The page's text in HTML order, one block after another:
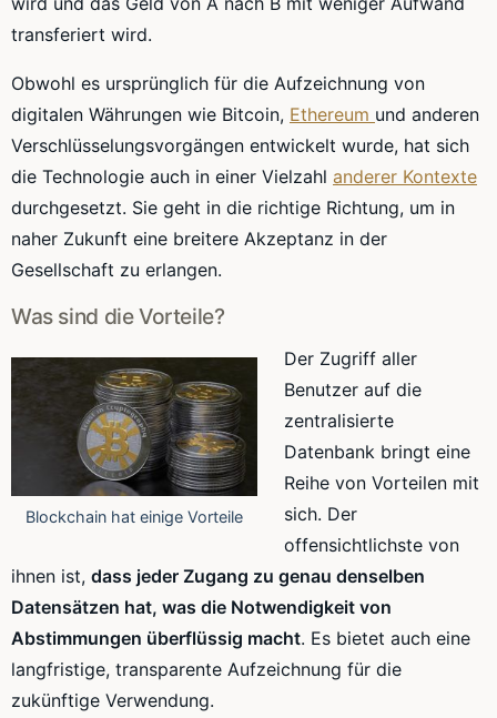
transferiert wird.
Obwohl es ursprünglich für die Aufzeichnung von
digitalen Währungen wie Bitcoin, Ethereum und anderen
Verschlüsselungsvorgängen entwickelt wurde, hat sich
die Technologie auch in einer Vielzahl anderer Kontexte
durchgesetzt. Sie geht in die richtige Richtung, um in
naher Zukunft eine breitere Akzeptanz in der
Gesellschaft zu erlangen.
Was sind die Vorteile?
Blockchain hat einige Vorteile
Der Zugriff aller
Benutzer auf die
zentralisierte
Datenbank bringt eine
Reihe von Vorteilen mit
sich. Der
offensichtlichste von
ihnen ist, dass jeder Zugang zu genau denselben
Datensätzen hat, was die Notwendigkeit von
Abstimmungen überflüssig macht. Es bietet auch eine
langfristige, transparente Aufzeichnung für die
zukünftige Verwendung.